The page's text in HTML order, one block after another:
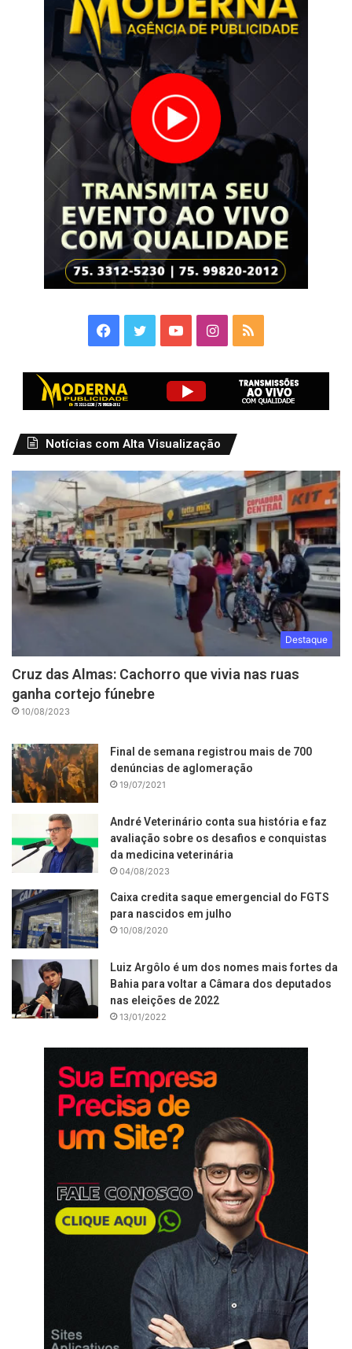
Facebook
TwitterYouTubeInstagram
RSS
Notícias com Alta Visualização
Destaque
Cruz das Almas: Cachorro que vivia nas ruas
ganha cortejo fúnebre
10/08/2023
Final de semana registrou mais de 700
denúncias de aglomeração
19/07/2021
André Veterinário conta sua história e faz
avaliação sobre os desafios e conquistas
da medicina veterinária
04/08/2023
Caixa credita saque emergencial do FGTS
para nascidos em julho
10/08/2020
Luiz Argôlo é um dos nomes mais fortes da
Bahia para voltar a Câmara dos deputados
nas eleições de 2022
13/01/2022